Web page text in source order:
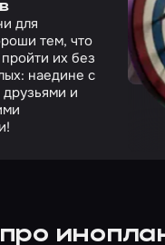
для
тем, что
их без
наедине с
и